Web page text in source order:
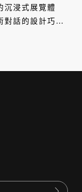
沉浸式展覽體
對話的設計巧